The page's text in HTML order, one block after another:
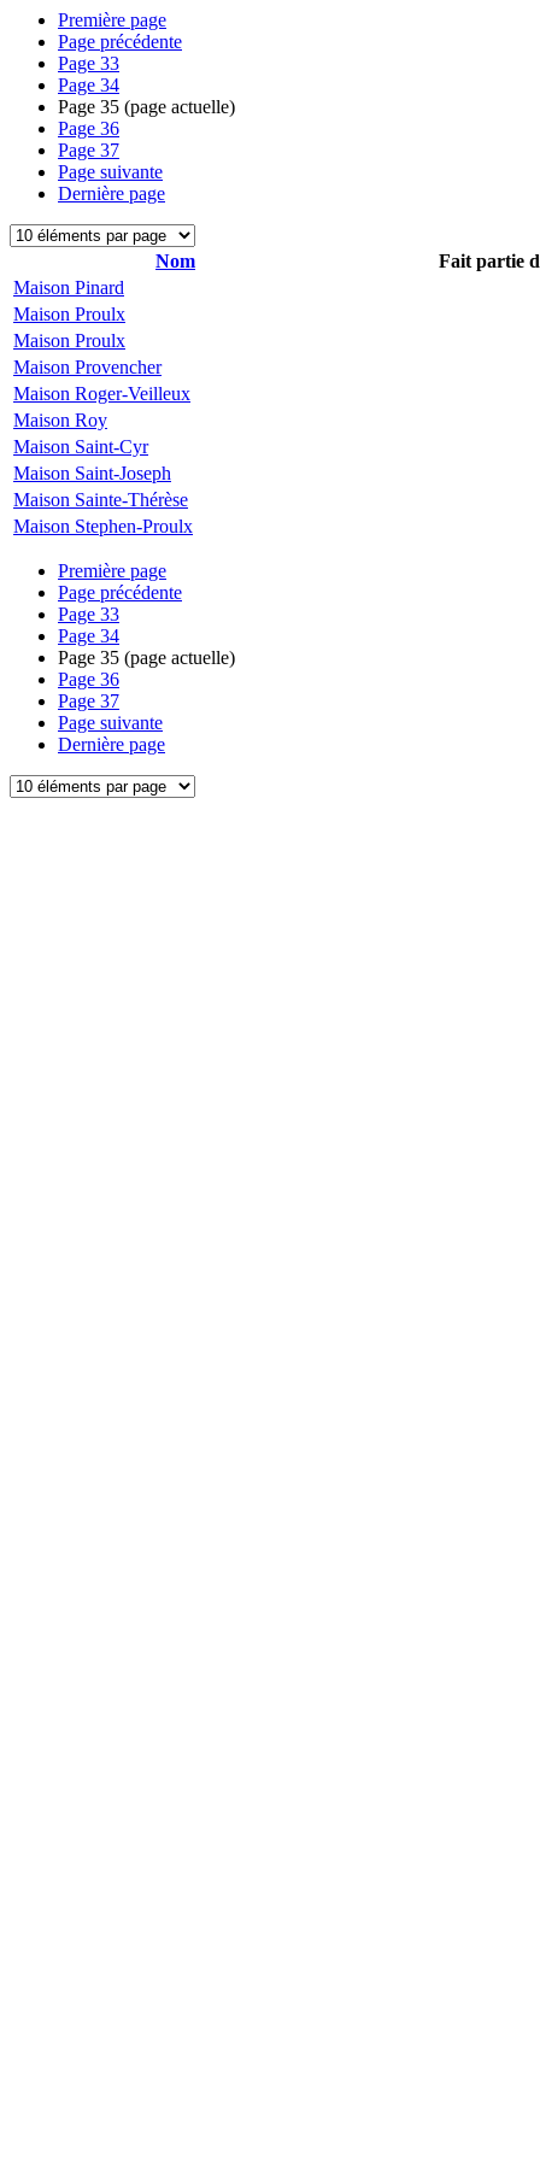
Première page
Page précédente
Page 33
Page 34
Page 35 (page actuelle)
Page 36
Page 37
Page suivante
Dernière page
Nom
Fait partie
Maison Pinard
Maison Proulx
Maison Proulx
Maison Provencher
Maison Roger-Veilleux
Maison Roy
Maison Saint-Cyr
Maison Saint-Joseph
Maison Sainte-Thérèse
Maison Stephen-Proulx
Première page
Page précédente
Page 33
Page 34
Page 35 (page actuelle)
Page 36
Page 37
Page suivante
Dernière page